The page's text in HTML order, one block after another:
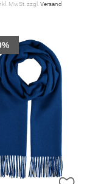
MwSt. zzgl.Versand